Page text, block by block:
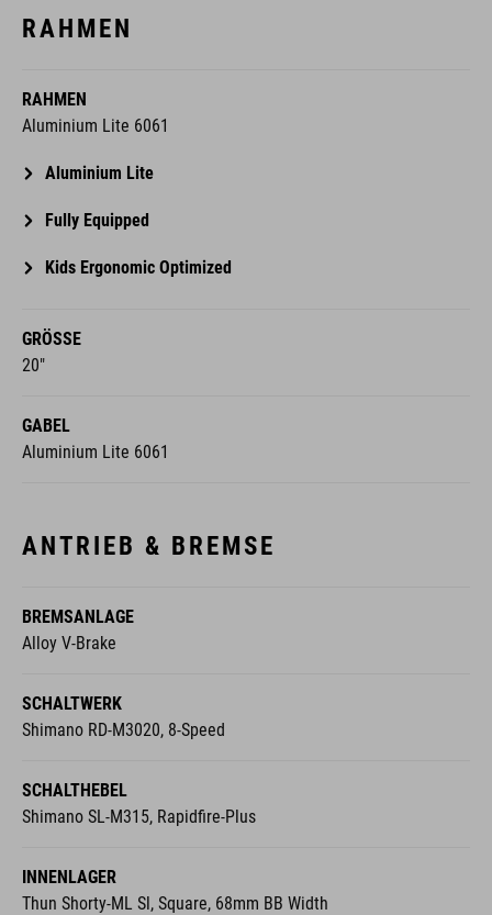
RAHMEN
RAHMEN
Aluminium Lite 6061
Aluminium Lite
Fully Equipped
Kids Ergonomic Optimized
GRÖSSE
20"
GABEL
Aluminium Lite 6061
ANTRIEB & BREMSE
BREMSANLAGE
Alloy V-Brake
SCHALTWERK
Shimano RD-M3020, 8-Speed
SCHALTHEBEL
Shimano SL-M315, Rapidfire-Plus
INNENLAGER
Thun Shorty-ML Sl, Square, 68mm BB Width